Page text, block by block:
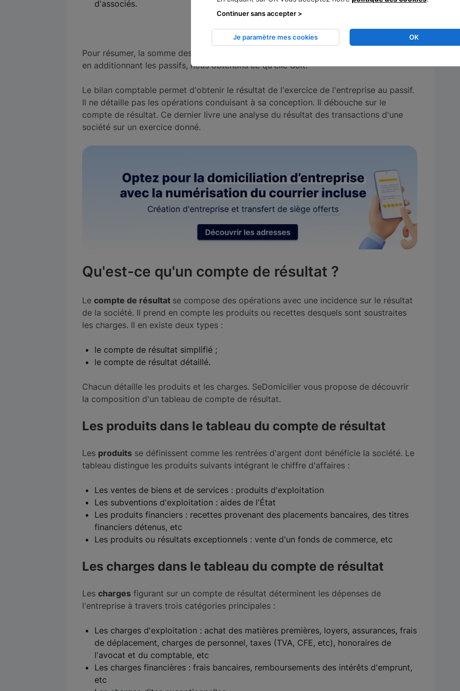
d'associés.
Pour résumer, la somme des actifs représente ce que possède l'entreprise. À l'inverse,
en additionnant les passifs, nous obtenons ce qu'elle doit.
Le bilan comptable permet d'obtenir le résultat de l'exercice de l'entreprise au passif.
Il ne détaille pas les opérations conduisant à sa conception. Il débouche sur le
compte de résultat. Ce dernier livre une analyse du résultat des transactions d'une
société sur un exercice donné.
Qu'est-ce qu'un compte de résultat ?
Le compte de résultat se compose des opérations avec une incidence sur le résultat
de la société. Il prend en compte les produits ou recettes desquels sont soustraites
les charges. Il en existe deux types :
le compte de résultat simplifié ;
le compte de résultat détaillé.
Chacun détaille les produits et les charges. SeDomicilier vous propose de découvrir
la composition d'un tableau de compte de résultat.
Les produits dans le tableau du compte de résultat
Les produits se définissent comme les rentrées d'argent dont bénéficie la société. Le
tableau distingue les produits suivants intégrant le chiffre d'affaires :
Les ventes de biens et de services : produits d'exploitation
Les subventions d'exploitation : aides de l'État
Les produits financiers : recettes provenant des placements bancaires, des titres
financiers détenus, etc
Les produits ou résultats exceptionnels : vente d'un fonds de commerce, etc
Les charges dans le tableau du compte de résultat
Les charges figurant sur un compte de résultat déterminent les dépenses de
l'entreprise à travers trois catégories principales :
Les charges d'exploitation : achat des matières premières, loyers, assurances, frais
de déplacement, charges de personnel, taxes (TVA, CFE, etc), honoraires de
l'avocat et du comptable, etc
Les charges financières : frais bancaires, remboursements des intérêts d'emprunt,
etc
OK
Je paramètre mes cookies
Continuer sans accepter >